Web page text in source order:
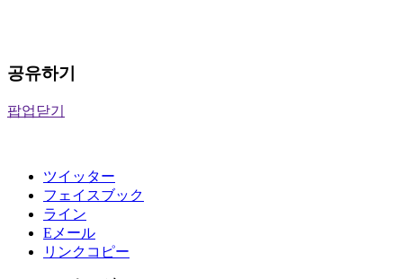
공유하기
팝업닫기
ツイッター
フェイスブック
ライン
Eメール
リンクコピー